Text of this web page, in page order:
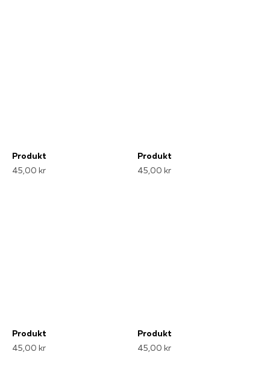
Produkt
45,00 kr
Produkt
45,00 kr
Produkt
45,00 kr
Produkt
45,00 kr